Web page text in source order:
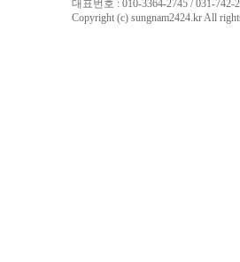
대표번호 : 010-3364-2745 / 031-742-
Copyright (c) sungnam2424.kr All